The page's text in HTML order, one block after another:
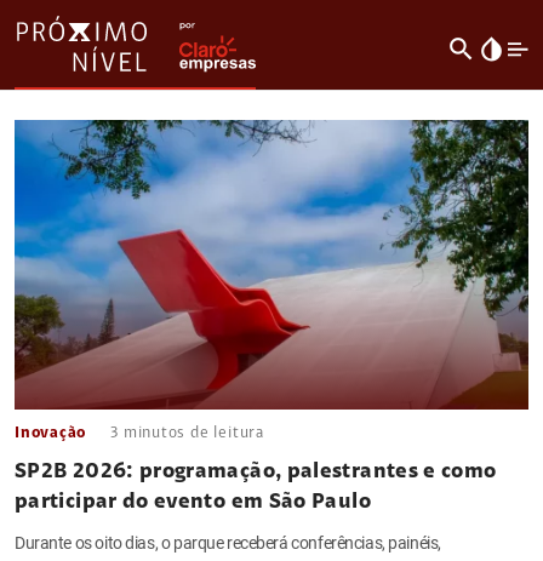
search invert_colors
Inovação 3 minutos de leitura
SP2B 2026: programação, palestrantes e como
participar do evento em São Paulo
Durante os oito dias, o parque receberá conferências, painéis,